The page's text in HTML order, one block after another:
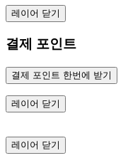
레이어 닫기
결제 포인트
결제 포인트 한번에 받기
레이어 닫기
레이어 닫기